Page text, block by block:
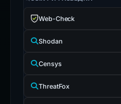
Web-Check
Shodan
Censys
ThreatFox